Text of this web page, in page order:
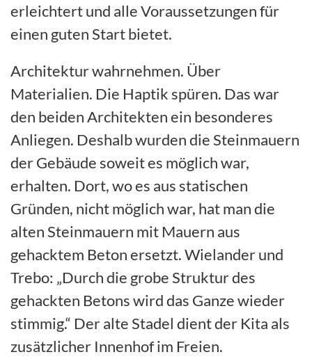
erleichtert und alle Voraussetzungen für
einen guten Start bietet.
Architektur wahrnehmen. Über
Materialien. Die Haptik spüren. Das war
den beiden Architekten ein besonderes
Anliegen. Deshalb wurden die Steinmauern
der Gebäude soweit es möglich war,
erhalten. Dort, wo es aus statischen
Gründen, nicht möglich war, hat man die
alten Steinmauern mit Mauern aus
gehacktem Beton ersetzt. Wielander und
Trebo: „Durch die grobe Struktur des
gehackten Betons wird das Ganze wieder
stimmig.“ Der alte Stadel dient der Kita als
zusätzlicher Innenhof im Freien.